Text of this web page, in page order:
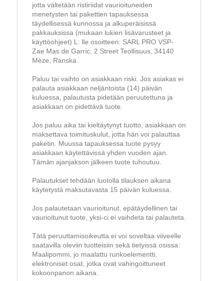
jotta vältetään ristiriidat vaurioituneiden
menetysten tai pakettien tapauksessa
täydellisessä kunnossa ja alkuperäisissä
pakkauksissa (mukaan lukien lisävarusteet ja
käyttöohjeet) L: lle osoitteen: SARL PRO VSP-
Zae Mas de Garric, 2 Street Teollisuus, 34140
Mèze, Ranska.
Paluu tai vaihto on asiakkaan riski. Jos asiakas ei
palauta asiakkaan neljäntoista (14) päivän
kuluessa, palautusta pidetään peruutettuna ja
asiakkaan on pidettävä tuote.
Jos paluu aika tai kieltäytynyt tuotto, asiakkaan on
maksettava toimituskulut, jotta hän voi palauttaa
paketin. Muussa tapauksessa tuote pysyy
asiakkaan käytettävissä yhden vuoden ajan.
Tämän ajanjakson jälkeen tuote tuhoutuu.
Palautukset tehdään luotolla tilauksen aikana
käytetystä maksutavasta 15 päivän kuluessa.
Jos palautetaan vaurioitunut, epätäydellinen tai
vaurioitunut tuote, yksi-ci ei vaihdeta tai palauteta.
Tätä peruuttamisoikeutta ei voi soveltaa viiveelle
saatavilla oleviin tuotteisiin sekä tietyissä osissa:
Maalipommi, jo maalattu runkoelementti,
elektroniset osat, jotka ovat vahingoittuneet
kokoonpanon aikana.